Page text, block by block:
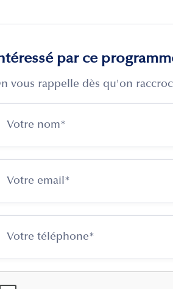
par ce
vous rappelle dès qu'on